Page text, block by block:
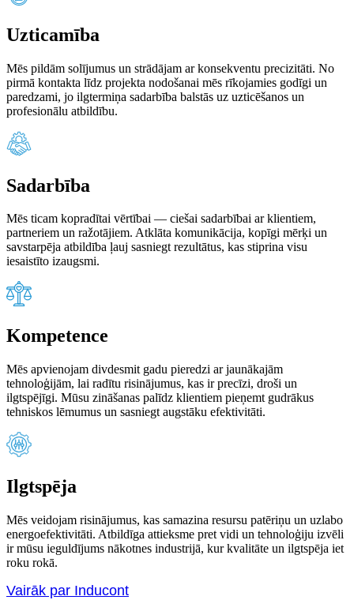
Uzticamība
Mēs pildām solījumus un strādājam ar konsekventu precizitāti. No
pirmā kontakta līdz projekta nodošanai mēs rīkojamies godīgi un
paredzami, jo ilgtermiņa sadarbība balstās uz uzticēšanos un
profesionālu atbildību.
Sadarbība
Mēs ticam kopradītai vērtībai — ciešai sadarbībai ar klientiem,
partneriem un ražotājiem. Atklāta komunikācija, kopīgi mērķi un
savstarpēja atbildība ļauj sasniegt rezultātus, kas stiprina visu
iesaistīto izaugsmi.
Kompetence
Mēs apvienojam divdesmit gadu pieredzi ar jaunākajām
tehnoloģijām, lai radītu risinājumus, kas ir precīzi, droši un
ilgtspējīgi. Mūsu zināšanas palīdz klientiem pieņemt gudrākus
tehniskos lēmumus un sasniegt augstāku efektivitāti.
Ilgtspēja
Mēs veidojam risinājumus, kas samazina resursu patēriņu un uzlabo
energoefektivitāti. Atbildīga attieksme pret vidi un tehnoloģiju izvēli
ir mūsu ieguldījums nākotnes industrijā, kur kvalitāte un ilgtspēja iet
roku rokā.
Vairāk par Inducont